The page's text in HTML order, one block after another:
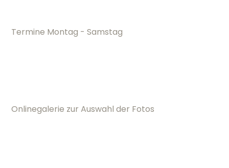
Termine Montag - Samstag
Onlinegalerie zur Auswahl der Fotos